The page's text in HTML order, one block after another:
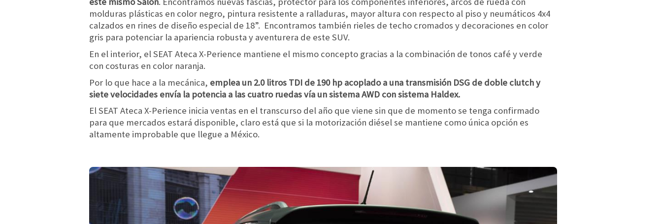
molduras plásticas en color negro, pintura resistente a ralladuras, mayor altura con respecto al piso y neumáticos 4x4
calzados en rines de diseño especial de 18”. Encontramos también rieles de techo cromados y decoraciones en color
gris para potenciar la apariencia robusta y aventurera de este SUV.
En el interior, el SEAT Ateca X-Perience mantiene el mismo concepto gracias a la combinación de tonos café y verde
con costuras en color naranja.
Por lo que hace a la mecánica, emplea un 2.0 litros TDI de 190 hp acoplado a una transmisión DSG de doble clutch y
siete velocidades envía la potencia a las cuatro ruedas vía un sistema AWD con sistema Haldex.
El SEAT Ateca X-Perience inicia ventas en el transcurso del año que viene sin que de momento se tenga confirmado
para que mercados estará disponible, claro está que si la motorización diésel se mantiene como única opción es
altamente improbable que llegue a México.